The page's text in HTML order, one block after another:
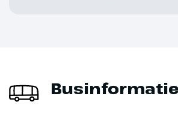
Businformatie